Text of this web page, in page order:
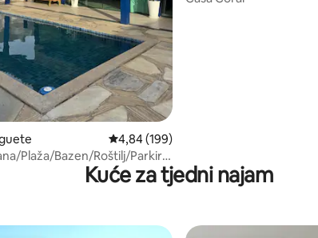
Prosječna ocjena: 4,84/5, recenzija: 199
4,84 (199)
Plaža/Bazen/Roštilj/Parkirno
2 automobila/WiFi OptičkaKuće za tjedni najam